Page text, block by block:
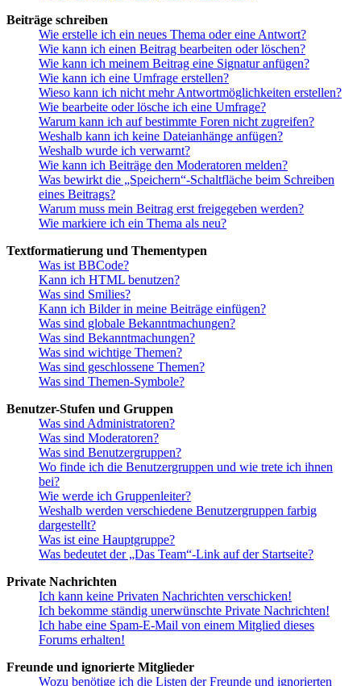
Beiträge schreiben
Wie erstelle ich ein neues Thema oder eine Antwort?
Wie kann ich einen Beitrag bearbeiten oder löschen?
Wie kann ich meinem Beitrag eine Signatur anfügen?
Wie kann ich eine Umfrage erstellen?
Wieso kann ich nicht mehr Antwortmöglichkeiten erstellen?
Wie bearbeite oder lösche ich eine Umfrage?
Warum kann ich auf bestimmte Foren nicht zugreifen?
Weshalb kann ich keine Dateianhänge anfügen?
Weshalb wurde ich verwarnt?
Wie kann ich Beiträge den Moderatoren melden?
Was bewirkt die „Speichern“-Schaltfläche beim Schreiben
eines Beitrags?
Warum muss mein Beitrag erst freigegeben werden?
Wie markiere ich ein Thema als neu?
Textformatierung und Thementypen
Was ist BBCode?
Kann ich HTML benutzen?
Was sind Smilies?
Kann ich Bilder in meine Beiträge einfügen?
Was sind globale Bekanntmachungen?
Was sind Bekanntmachungen?
Was sind wichtige Themen?
Was sind geschlossene Themen?
Was sind Themen-Symbole?
Benutzer-Stufen und Gruppen
Was sind Administratoren?
Was sind Moderatoren?
Was sind Benutzergruppen?
Wo finde ich die Benutzergruppen und wie trete ich ihnen
bei?
Wie werde ich Gruppenleiter?
Weshalb werden verschiedene Benutzergruppen farbig
dargestellt?
Was ist eine Hauptgruppe?
Was bedeutet der „Das Team“-Link auf der Startseite?
Private Nachrichten
Ich kann keine Privaten Nachrichten verschicken!
Ich bekomme ständig unerwünschte Private Nachrichten!
Ich habe eine Spam-E-Mail von einem Mitglied dieses
Forums erhalten!
Freunde und ignorierte Mitglieder
Wozu benötige ich die Listen der Freunde und ignorierten